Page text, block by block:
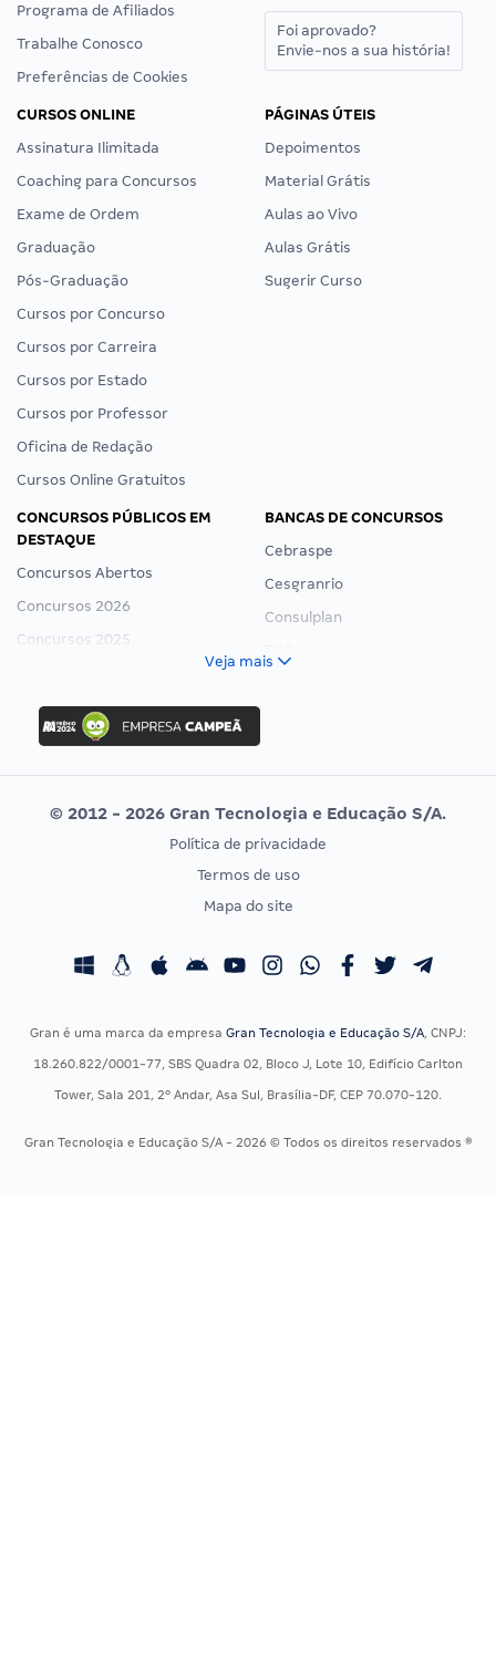
Programa de Afiliados
Trabalhe Conosco
Preferências de Cookies
Foi aprovado?
Envie-nos a sua história!
CURSOS ONLINE
Assinatura Ilimitada
Coaching para Concursos
Exame de Ordem
Graduação
Pós-Graduação
Cursos por Concurso
Cursos por Carreira
Cursos por Estado
Cursos por Professor
Oficina de Redação
Cursos Online Gratuitos
PÁGINAS ÚTEIS
Depoimentos
Material Grátis
Aulas ao Vivo
Aulas Grátis
Sugerir Curso
CONCURSOS PÚBLICOS EM
DESTAQUE
Concursos Abertos
Concursos 2026
Concursos 2025
Concurso Ibama
Concurso MPU
Editais publicados
BANCAS DE CONCURSOS
Cebraspe
Cesgranrio
Consulplan
Vunesp
CONCURSOS POR PROFISSÃO
Concursos Fiscais
Residência Multiprofissional
EXAME DE ORDEM
Calendário OAB
Veja mais
© 2012 - 2026 Gran Tecnologia e Educação S/A.
Política de privacidade
Termos de uso
Mapa do site
Gran é uma marca da empresa Gran Tecnologia e Educação S/A, CNPJ:
18.260.822/0001-77, SBS Quadra 02, Bloco J, Lote 10, Edifício Carlton
Tower, Sala 201, 2º Andar, Asa Sul, Brasília-DF, CEP 70.070-120.
Gran Tecnologia e Educação S/A - 2026 © Todos os direitos reservados ®